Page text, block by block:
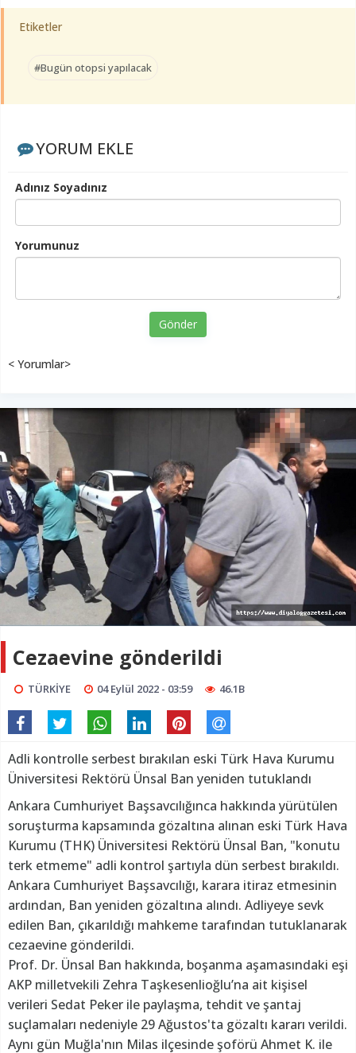
Etiketler
#Bugün otopsi yapılacak
YORUM EKLE
Adınız Soyadınız
Yorumunuz
Gönder
< Yorumlar>
Cezaevine gönderildi
TÜRKİYE 04 Eylül 2022 - 03:59 46.1B
Adli kontrolle serbest bırakılan eski Türk Hava Kurumu
Üniversitesi Rektörü Ünsal Ban yeniden tutuklandı
Ankara Cumhuriyet Başsavcılığınca hakkında yürütülen
soruşturma kapsamında gözaltına alınan eski Türk Hava
Kurumu (THK) Üniversitesi Rektörü Ünsal Ban, "konutu
terk etmeme" adli kontrol şartıyla dün serbest bırakıldı.
Ankara Cumhuriyet Başsavcılığı, karara itiraz etmesinin
ardından, Ban yeniden gözaltına alındı. Adliyeye sevk
edilen Ban, çıkarıldığı mahkeme tarafından tutuklanarak
cezaevine gönderildi.
Prof. Dr. Ünsal Ban hakkında, boşanma aşamasındaki eşi
AKP milletvekili Zehra Taşkesenlioğlu’na ait kişisel
verileri Sedat Peker ile paylaşma, tehdit ve şantaj
suçlamaları nedeniyle 29 Ağustos'ta gözaltı kararı verildi.
Aynı gün Muğla'nın Milas ilçesinde şoförü Ahmet K. ile